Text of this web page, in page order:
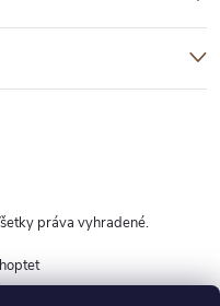
práva vyhradené.